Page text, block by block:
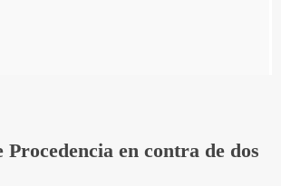
en contra de dos